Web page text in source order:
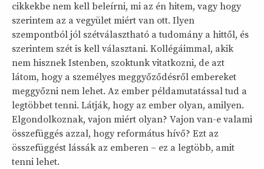
cikkekbe nem kell beleírni, mi az én hitem, vagy hogy
szerintem az a vegyület miért van ott. Ilyen
szempontból jól szétválasztható a tudomány a hittől, és
szerintem szét is kell választani. Kollégáimmal, akik
nem hisznek Istenben, szoktunk vitatkozni, de azt
látom, hogy a személyes meggyőződésről embereket
meggyőzni nem lehet. Az ember példamutatással tud a
legtöbbet tenni. Látják, hogy az ember olyan, amilyen.
Elgondolkoznak, vajon miért olyan? Vajon van-e valami
összefüggés azzal, hogy református hívő? Ezt az
összefüggést lássák az emberen – ez a legtöbb, amit
tenni lehet.